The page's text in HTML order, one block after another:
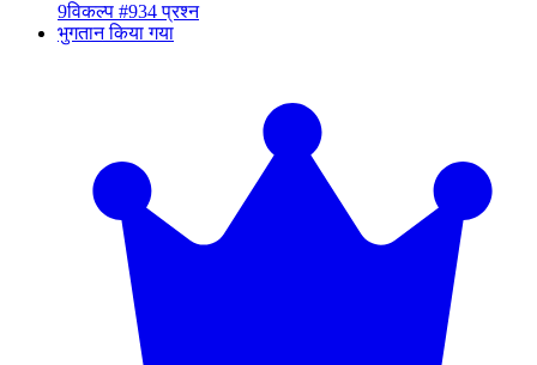
9विकल्प #934 प्रश्न
भुगतान किया गया